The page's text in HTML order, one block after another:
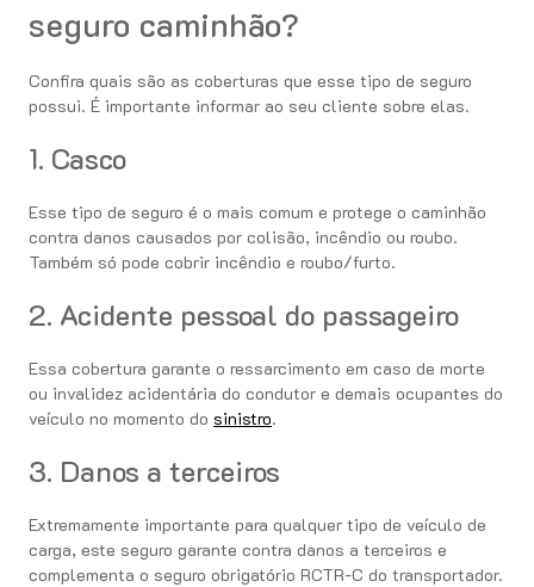
seguro caminhão?
Confira quais são as coberturas que esse tipo de seguro
possui. É importante informar ao seu cliente sobre elas.
1. Casco
Esse tipo de seguro é o mais comum e protege o caminhão
contra danos causados ​​por colisão, incêndio ou roubo.
Também só pode cobrir incêndio e roubo/furto.
2. Acidente pessoal do passageiro
Essa cobertura garante o ressarcimento em caso de morte
ou invalidez acidentária do condutor e demais ocupantes do
veículo no momento do sinistro.
3. Danos a terceiros
Extremamente importante para qualquer tipo de veículo de
carga, este seguro garante contra danos a terceiros e
complementa o seguro obrigatório RCTR-C do transportador.